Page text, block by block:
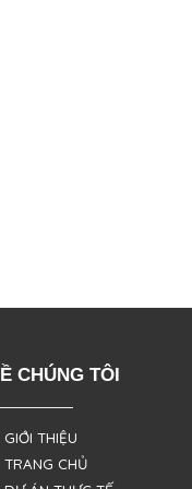
CHÚNG TÔI
THIỆU
CHỦ